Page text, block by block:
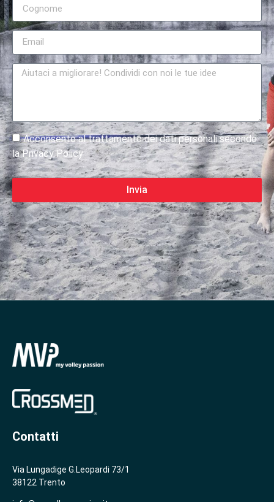
Acconsento al trattamento dei dati personali secondo
la Privacy Policy
Invia
Contatti
Via Lungadige G.Leopardi 73/1
38122 Trento